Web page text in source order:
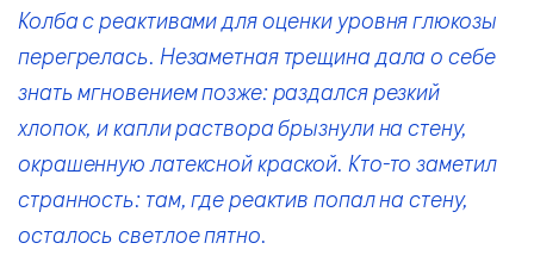
Колба с реактивами для оценки уровня глюкозы
перегрелась. Незаметная трещина дала о себе
знать мгновением позже: раздался резкий
хлопок, и капли раствора брызнули на стену,
окрашенную латексной краской. Кто-то заметил
странность: там, где реактив попал на стену,
осталось светлое пятно.